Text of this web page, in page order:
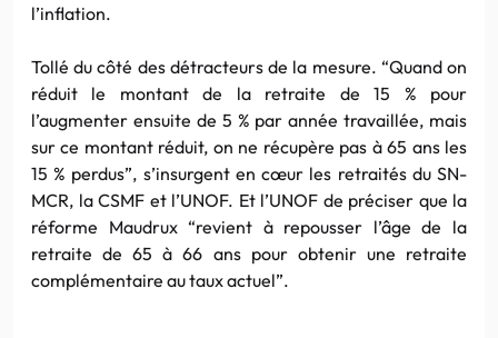
l’inflation.
Tollé du côté des détracteurs de la mesure. “Quand on
réduit le montant de la retraite de 15 % pour
l’augmenter ensuite de 5 % par année travaillée, mais
sur ce montant réduit, on ne récupère pas à 65 ans les
15 % perdus”, s’insurgent en cœur les retraités du SN-
MCR, la CSMF et l’UNOF. Et l’UNOF de préciser que la
réforme Maudrux “revient à repousser l’âge de la
retraite de 65 à 66 ans pour obtenir une retraite
complémentaire au taux actuel”.